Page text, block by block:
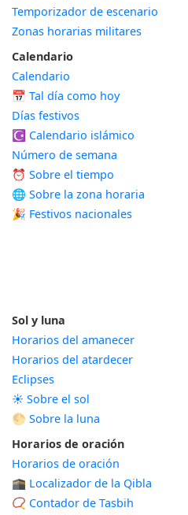
Temporizador de escenario
Zonas horarias militares
Calendario
Calendario
📅 Tal día como hoy
Días festivos
☪️ Calendario islámico
Número de semana
⏰ Sobre el tiempo
🌐 Sobre la zona horaria
🎉 Festivos nacionales
Sol y luna
Horarios del amanecer
Horarios del atardecer
Eclipses
☀️ Sobre el sol
🌕 Sobre la luna
Horarios de oración
Horarios de oración
🕋 Localizador de la Qibla
📿 Contador de Tasbih